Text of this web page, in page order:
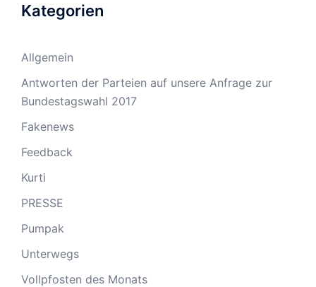
Kategorien
Allgemein
Antworten der Parteien auf unsere Anfrage zur
Bundestagswahl 2017
Fakenews
Feedback
Kurti
PRESSE
Pumpak
Unterwegs
Vollpfosten des Monats